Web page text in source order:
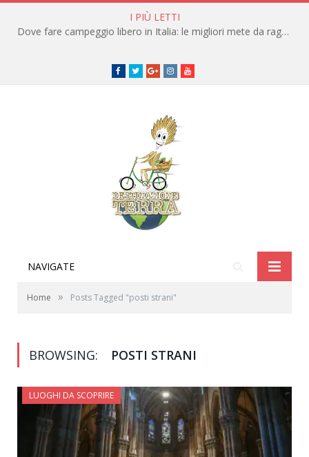
I PIÙ LETTI
Dove fare campeggio libero in Italia: le migliori mete da raggiungere in traghetto
Facebook
TwitterGoogle+instagramyoutube
NAVIGATE
Home » Posts Tagged "posti strani"
BROWSING: POSTI STRANI
LUOGHI DA SCOPRIRE